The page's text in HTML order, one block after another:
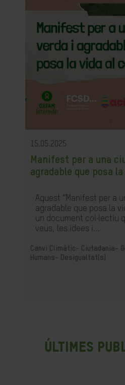
15.05.2025
Manifest per a una
agradable que posa
Aquest “Manifest per a
agradable que posa la
un document col·lectiu
veus, les idees i...
Canvi Climàtic-
Ciutadania-
Humans-
Desigualtat(s)
últimes